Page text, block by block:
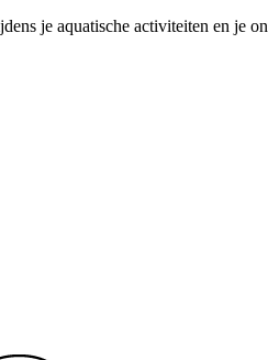
je aquatische activiteiten en je